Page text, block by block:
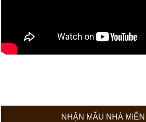
NHẬN MẪU NHÀ MIỄN